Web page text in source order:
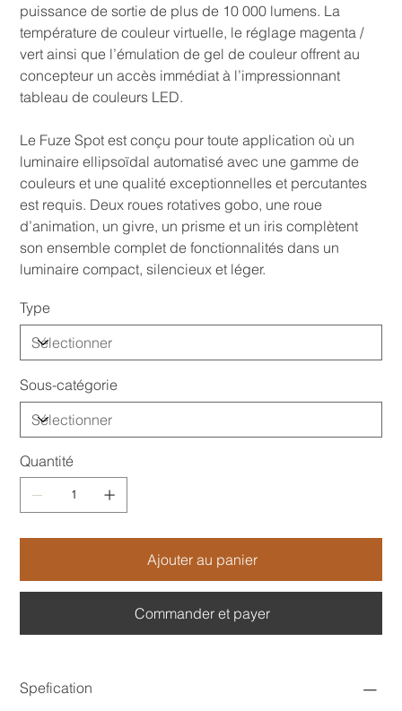
puissance de sortie de plus de 10 000 lumens. La
température de couleur virtuelle, le réglage magenta /
vert ainsi que l’émulation de gel de couleur offrent au
concepteur un accès immédiat à l’impressionnant
tableau de couleurs LED.
Le Fuze Spot est conçu pour toute application où un
luminaire ellipsoïdal automatisé avec une gamme de
couleurs et une qualité exceptionnelles et percutantes
est requis. Deux roues rotatives gobo, une roue
d’animation, un givre, un prisme et un iris complètent
son ensemble complet de fonctionnalités dans un
luminaire compact, silencieux et léger.
Type
Sous-catégorie
Quantité
Ajouter au panier
Commander et payer
Spefication